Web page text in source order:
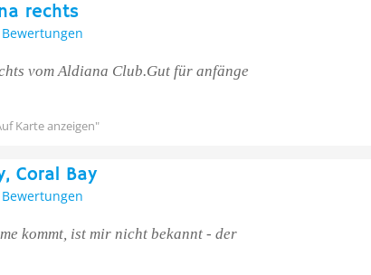
rechts
Bewertungen
vom Aldiana Club.Gut für anfänge
Karte anzeigen"
Coral Bay
Bewertungen
kommt, ist mir nicht bekannt - der